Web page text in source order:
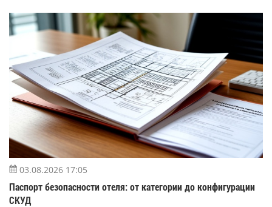
03.08.2026 17:05
Паспорт безопасности отеля: от категории до конфигурации
СКУД